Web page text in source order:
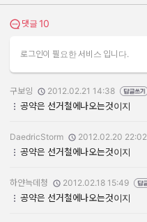
댓글 보기
댓글 10
로그인이 필요한 서비스 입니다.
작성자:
구보잉
작성일:
2012.02.21 14:38
공약은 선거철에나오는것이지
작성자:
DaedricStorm
작성일:
2012.02.20 22:02
공약은 선거철에나오는것이지
작성자:
하얀늑데청
작성일:
2012.02.18 15:49
공약은 선거철에나오는것이지